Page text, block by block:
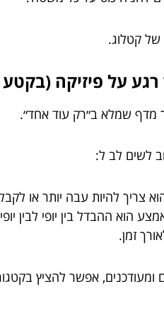
של קטלוג.
על פיזיקה (בקטע
מדף שמלא ב״רק עוד אחד״.
לשים לב ל:
צריך להיות עבה יותר או לקבל
הוא ההבדל בין יופי לבין
זמן.
ומעודכנים, אפשר להציץ